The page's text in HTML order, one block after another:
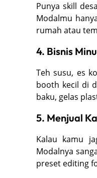
Punya skill
Modalmu
rumah atau
4. Bisnis
Teh susu, es
booth kecil di
baku, gelas
5. Menjual
Kalau kamu
Modalnya
preset editing